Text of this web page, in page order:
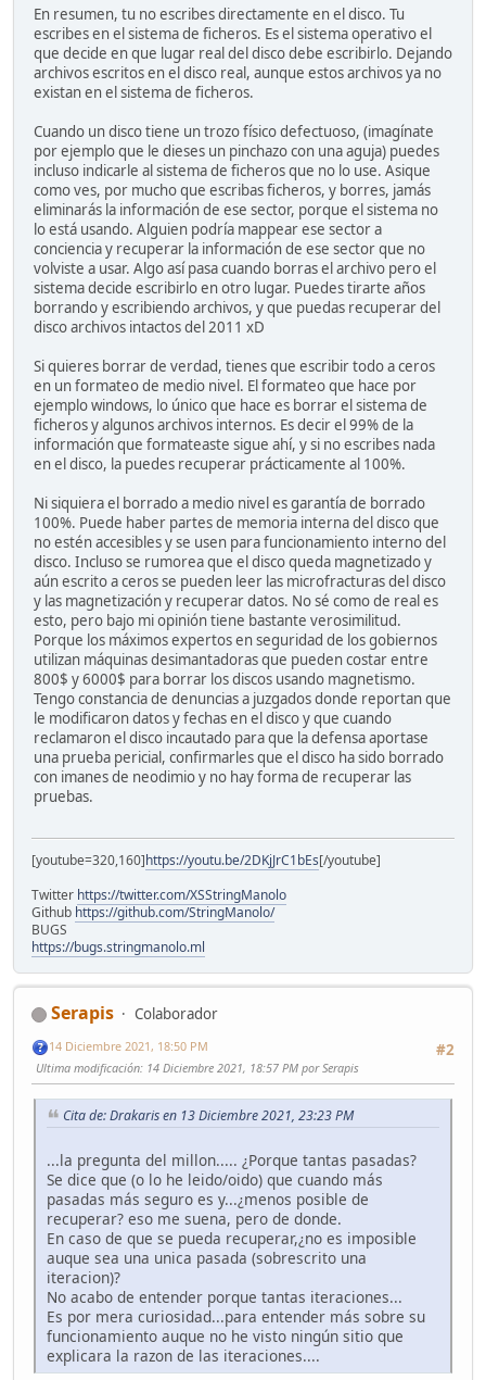
En resumen, tu no escribes directamente en el disco. Tu
escribes en el sistema de ficheros. Es el sistema operativo el
que decide en que lugar real del disco debe escribirlo. Dejando
archivos escritos en el disco real, aunque estos archivos ya no
existan en el sistema de ficheros.
Cuando un disco tiene un trozo físico defectuoso, (imagínate
por ejemplo que le dieses un pinchazo con una aguja) puedes
incluso indicarle al sistema de ficheros que no lo use. Asique
como ves, por mucho que escribas ficheros, y borres, jamás
eliminarás la información de ese sector, porque el sistema no
lo está usando. Alguien podría mappear ese sector a
conciencia y recuperar la información de ese sector que no
volviste a usar. Algo así pasa cuando borras el archivo pero el
sistema decide escribirlo en otro lugar. Puedes tirarte años
borrando y escribiendo archivos, y que puedas recuperar del
disco archivos intactos del 2011 xD
Si quieres borrar de verdad, tienes que escribir todo a ceros
en un formateo de medio nivel. El formateo que hace por
ejemplo windows, lo único que hace es borrar el sistema de
ficheros y algunos archivos internos. Es decir el 99% de la
información que formateaste sigue ahí, y si no escribes nada
en el disco, la puedes recuperar prácticamente al 100%.
Ni siquiera el borrado a medio nivel es garantía de borrado
100%. Puede haber partes de memoria interna del disco que
no estén accesibles y se usen para funcionamiento interno del
disco. Incluso se rumorea que el disco queda magnetizado y
aún escrito a ceros se pueden leer las microfracturas del disco
y las magnetización y recuperar datos. No sé como de real es
esto, pero bajo mi opinión tiene bastante verosimilitud.
Porque los máximos expertos en seguridad de los gobiernos
utilizan máquinas desimantadoras que pueden costar entre
800$ y 6000$ para borrar los discos usando magnetismo.
Tengo constancia de denuncias a juzgados donde reportan que
le modificaron datos y fechas en el disco y que cuando
reclamaron el disco incautado para que la defensa aportase
una prueba pericial, confirmarles que el disco ha sido borrado
con imanes de neodimio y no hay forma de recuperar las
pruebas.
[youtube=320,160]https://youtu.be/2DKjJrC1bEs[/youtube]
Twitter https://twitter.com/XSStringManolo
Github https://github.com/StringManolo/
BUGS
https://bugs.stringmanolo.ml
Serapis
Colaborador
#2
14 Diciembre 2021, 18:50 PM
Ultima modificación: 14 Diciembre 2021, 18:57 PM por Serapis
Cita de: Drakaris en 13 Diciembre 2021, 23:23 PM
...la pregunta del millon..... ¿Porque tantas pasadas?
Se dice que (o lo he leido/oido) que cuando más
pasadas más seguro es y...¿menos posible de
recuperar? eso me suena, pero de donde.
En caso de que se pueda recuperar,¿no es imposible
auque sea una unica pasada (sobrescrito una
iteracion)?
No acabo de entender porque tantas iteraciones...
Es por mera curiosidad...para entender más sobre su
funcionamiento auque no he visto ningún sitio que
explicara la razon de las iteraciones....